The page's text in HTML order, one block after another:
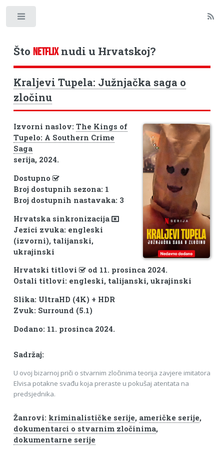
Što NETFLIXnudi u Hrvatskoj?
Kraljevi Tupela: Južnjačka saga o
zločinu
Izvorni naslov: The Kings of
Tupelo: A Southern Crime
Saga
serija, 2024.
Dostupno
Broj dostupnih sezona: 1
Broj dostupnih nastavaka: 3
Hrvatska sinkronizacija
Jezici zvuka: engleski
(izvorni), talijanski,
ukrajinski
Hrvatski titlovi
od 11. prosinca 2024.
Ostali titlovi: engleski, talijanski, ukrajinski
Slika: UltraHD (4K) + HDR
Zvuk: Surround (5.1)
Dodano: 11. prosinca 2024.
Sadržaj:
U ovoj bizarnoj priči o stvarnim zločinima teorija zavjere imitatora
Elvisa potakne svađu koja preraste u pokušaj atentata na
predsjednika.
Žanrovi: kriminalističke serije, američke serije,
dokumentarci o stvarnim zločinima,
dokumentarne serije